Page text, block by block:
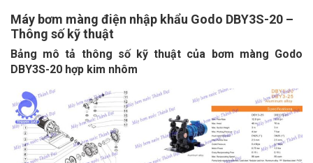
Máy bơm màng điện nhập khẩu Godo DBY3S-20 –
Thông số kỹ thuật
Bảng mô tả thông số kỹ thuật của bơm màng Godo
DBY3S-20 hợp kim nhôm